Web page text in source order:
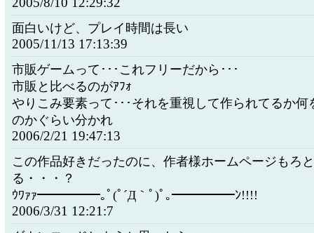
面白いけど、プレイ時間は長い
2005/11/13 17:13:39
市販ゲームって･･･これフリーだから･･･
市販と比べるのがｱﾌｫ
やりこみ要素って･･･それを重視して作られてるか何
のかぐらい分かれ
2006/2/21 19:47:13
この作品好きだったのに、作者様ホームページもろ
る・・・？
ｳﾜｧｧ━━━━━｡ﾟ(ﾟ´Д｀ﾟ)ﾟ｡━━━━━ﾝ!!!!
2006/3/31 12:21:7